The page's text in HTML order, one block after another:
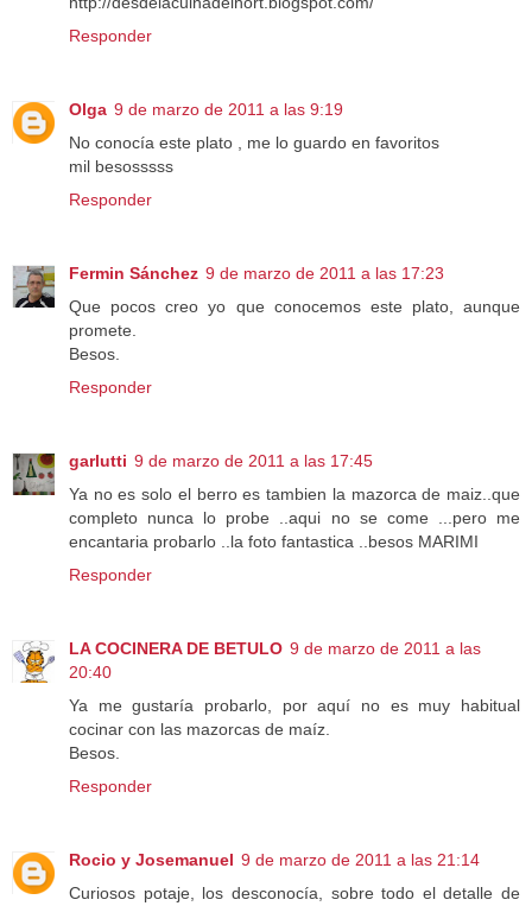
Responder
Olga 9 de marzo de 2011 a las 9:19
No conocía este plato , me lo guardo en favoritos
mil besosssss
Responder
Fermin Sánchez 9 de marzo de 2011 a las 17:23
Que pocos creo yo que conocemos este plato, aunque
promete.
Besos.
Responder
garlutti 9 de marzo de 2011 a las 17:45
Ya no es solo el berro es tambien la mazorca de maiz..que
completo nunca lo probe ..aqui no se come ...pero me
encantaria probarlo ..la foto fantastica ..besos MARIMI
Responder
LA COCINERA DE BETULO 9 de marzo de 2011 a las
20:40
Ya me gustaría probarlo, por aquí no es muy habitual
cocinar con las mazorcas de maíz.
Besos.
Responder
Rocio y Josemanuel 9 de marzo de 2011 a las 21:14
Curiosos potaje, los desconocía, sobre todo el detalle de